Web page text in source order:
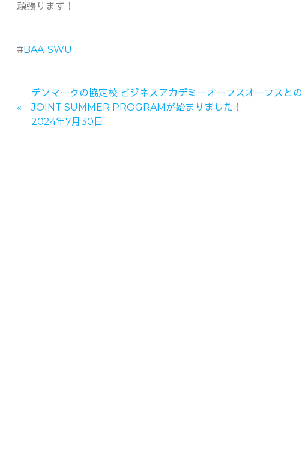
頑張ります！
#BAA-SWU
デンマークの協定校 ビジネスアカデミーオーフスオーフスとの
JOINT SUMMER PROGRAMが始まりました！
2024年7月30日